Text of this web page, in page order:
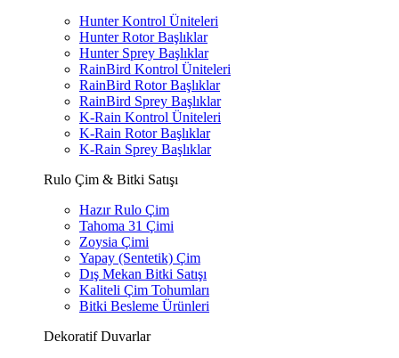
Hunter Kontrol Üniteleri
Hunter Rotor Başlıklar
Hunter Sprey Başlıklar
RainBird Kontrol Üniteleri
RainBird Rotor Başlıklar
RainBird Sprey Başlıklar
K-Rain Kontrol Üniteleri
K-Rain Rotor Başlıklar
K-Rain Sprey Başlıklar
Rulo Çim & Bitki Satışı
Hazır Rulo Çim
Tahoma 31 Çimi
Zoysia Çimi
Yapay (Sentetik) Çim
Dış Mekan Bitki Satışı
Kaliteli Çim Tohumları
Bitki Besleme Ürünleri
Dekoratif Duvarlar